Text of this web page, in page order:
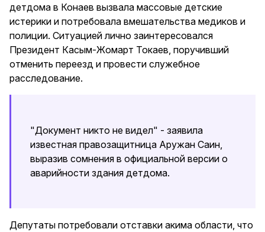
детдома в Конаев вызвала массовые детские
истерики и потребовала вмешательства медиков и
полиции. Ситуацией лично заинтересовался
Президент Касым-Жомарт Токаев, поручивший
отменить переезд и провести служебное
расследование.
"Документ никто не видел" - заявила
известная правозащитница Аружан Саин,
выразив сомнения в официальной версии о
аварийности здания детдома.
Депутаты потребовали отставки акима области, что